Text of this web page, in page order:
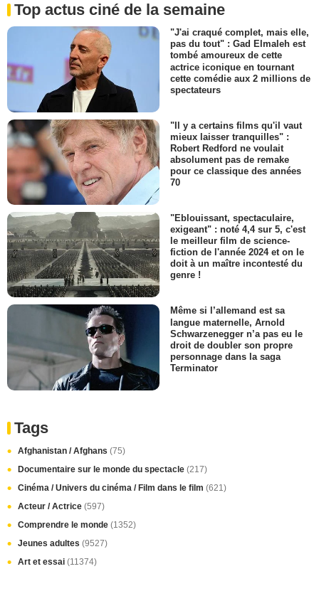
Top actus ciné de la semaine
"J'ai craqué complet, mais elle,
pas du tout" : Gad Elmaleh est
tombé amoureux de cette
actrice iconique en tournant
cette comédie aux 2 millions de
spectateurs
"Il y a certains films qu'il vaut
mieux laisser tranquilles" :
Robert Redford ne voulait
absolument pas de remake
pour ce classique des années
70
"Eblouissant, spectaculaire,
exigeant" : noté 4,4 sur 5, c'est
le meilleur film de science-
fiction de l'année 2024 et on le
doit à un maître incontesté du
genre !
Même si l’allemand est sa
langue maternelle, Arnold
Schwarzenegger n’a pas eu le
droit de doubler son propre
personnage dans la saga
Terminator
Tags
Afghanistan / Afghans (75)
Documentaire sur le monde du spectacle (217)
Cinéma / Univers du cinéma / Film dans le film (621)
Acteur / Actrice (597)
Comprendre le monde (1352)
Jeunes adultes (9527)
Art et essai (11374)